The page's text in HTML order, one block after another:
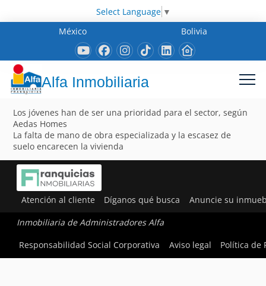
Select Language ▼
México
Bolivia
Alfa Inmobiliaria
Los jóvenes han de ser una prioridad para el sector, según
Aedas Homes
La falta de mano de obra especializada y la escasez de
suelo encarecen la vivienda
Atención al cliente Díganos qué busca Anuncie su
Inmobiliaria de Administradores Alfa
Responsabilidad Social Corporativa
Aviso legal Política de